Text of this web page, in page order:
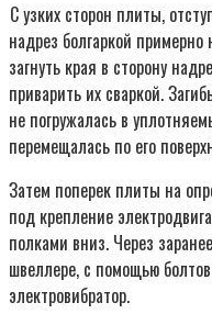
С узких сторон плиты,
надрез болгаркой
загнуть края в сторону
приварить их сваркой.
не погружалась в
перемещалась по его
Затем поперек плиты на
под крепление
полками вниз. Через
швеллере, с помощью
электровибратор.